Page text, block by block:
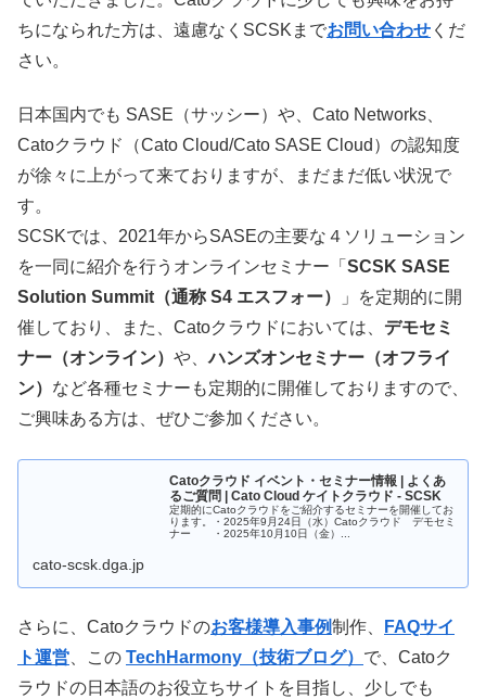
ちになられた方は、遠慮なくSCSKまでお問い合わせ くだ
さい。
日本国内でも SASE（サッシー）や、Cato Networks、
Catoクラウド（Cato Cloud/Cato SASE Cloud）の認知度
が徐々に上がって来ておりますが、まだまだ低い状況で
す。
SCSKでは、2021年からSASEの主要な４ソリューション
を一同に紹介を行うオンラインセミナー「 SCSK SASE
Solution Summit（通称 S4 エスフォー）
」を定期的に開
催しており、また、Catoクラウドにおいては、 デモセミ
ナー（オンライン） や、ハンズオンセミナー（オフライ
ン） など各種セミナーも定期的に開催しておりますので、
ご興味ある方は、ぜひご参加ください。
Catoクラウド イベント・セミナー情報 | よくあ
るご質問 | Cato Cloud ケイトクラウド - SCSK
定期的にCatoクラウドをご紹介するセミナーを開催してお
ります。・2025年9月24日（水）Catoクラウド デモセミ
ナー ・2025年10月10日（金）...
cato-scsk.dga.jp
さらに、Catoクラウドのお客様導入事例制作、
FAQサイ
ト運営 、この TechHarmony（技術ブログ） で、Catoク
ラウドの日本語のお役立ちサイトを目指し、少しでも